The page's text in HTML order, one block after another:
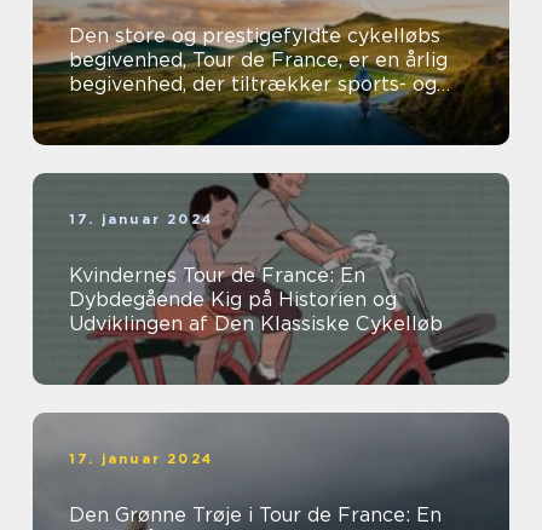
Den store og prestigefyldte cykelløbs
begivenhed, Tour de France, er en årlig
begivenhed, der tiltrækker sports- og
fritidsentusiaster fra hele verden...
17. januar 2024
Kvindernes Tour de France: En
Dybdegående Kig på Historien og
Udviklingen af Den Klassiske Cykelløb
17. januar 2024
Den Grønne Trøje i Tour de France: En